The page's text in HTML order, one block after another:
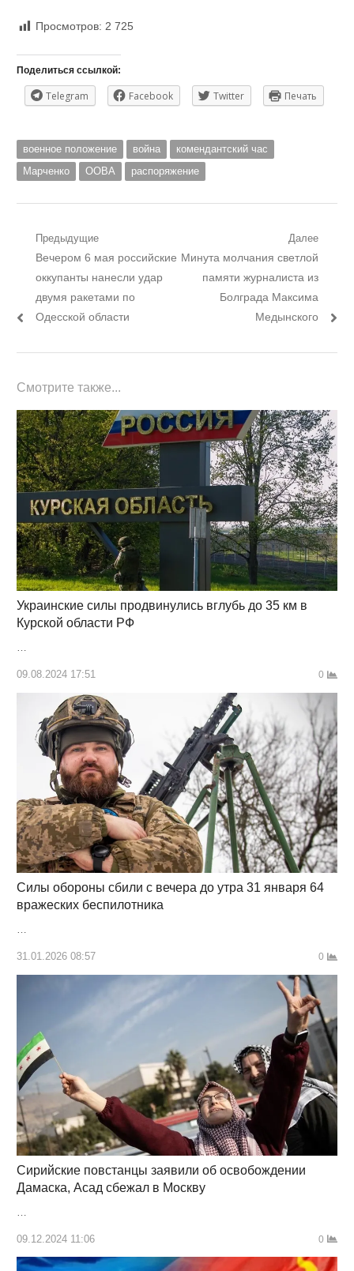
Просмотров: 2 725
Поделиться ссылкой:
Telegram Facebook Twitter Печать
военное положение война
комендантский час
Марченко
ООВА распоряжение
Навигация
записям
Предыдущие
Предыдущий
пост:
Вечером 6 мая российские
оккупанты нанесли удар
двумя ракетами по
Одесской области
Далее
Следующий
пост:
Минута молчания светлой
памяти журналиста из
Болграда Максима
Медынского
Смотрите также...
Украинские силы продвинулись вглубь до 35 км в
Курской области РФ
09.08.2024 17:51 0
Силы обороны сбили с вечера до утра 31 января 64
вражеских беспилотника
…
31.01.2026 08:57 0
Сирийские повстанцы заявили об освобождении
Дамаска, Асад сбежал в Москву
09.12.2024 11:06 0